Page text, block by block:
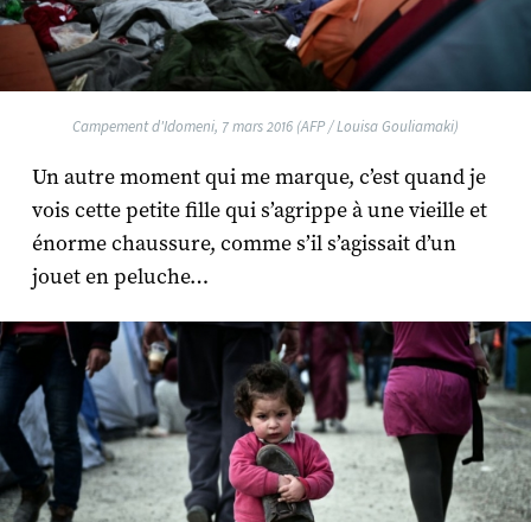
Campement d'Idomeni, 7 mars 2016 (AFP / Louisa Gouliamaki)
Un autre moment qui me marque, c’est quand je
vois cette petite fille qui s’agrippe à une vieille et
énorme chaussure, comme s’il s’agissait d’un
jouet en peluche…